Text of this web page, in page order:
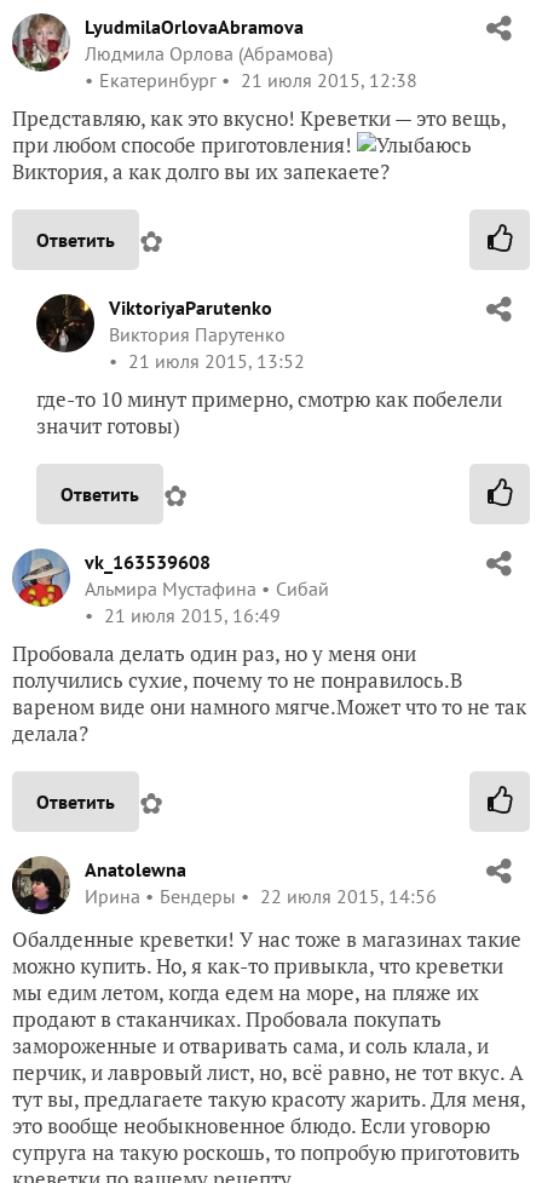
LyudmilaOrlovaAbramova
Людмила Орлова (Абрамова)
Екатеринбург
21 июля 2015, 12:38
Представляю, как это вкусно! Креветки — это вещь,
при любом способе приготовления!
Виктория, а как долго вы их запекаете?
Ответить ✿
ViktoriyaParutenko
Виктория Парутенко
21 июля 2015, 13:52
где-то 10 минут примерно, смотрю как побелели
значит готовы)
Ответить ✿
vk_163539608
Альмира Мустафина
Сибай
21 июля 2015, 16:49
Пробовала делать один раз, но у меня они
получились сухие, почему то не понравилось.В
вареном виде они намного мягче.Может что то не так
делала?
Ответить ✿
Anatolewna
Ирина
Бендеры 22 июля 2015, 14:56
Обалденные креветки! У нас тоже в магазинах такие
можно купить. Но, я как-то привыкла, что креветки
мы едим летом, когда едем на море, на пляже их
продают в стаканчиках. Пробовала покупать
замороженные и отваривать сама, и соль клала, и
перчик, и лавровый лист, но, всё равно, не тот вкус. А
тут вы, предлагаете такую красоту жарить. Для меня,
это вообще необыкновенное блюдо. Если уговорю
супруга на такую роскошь, то попробую приготовить